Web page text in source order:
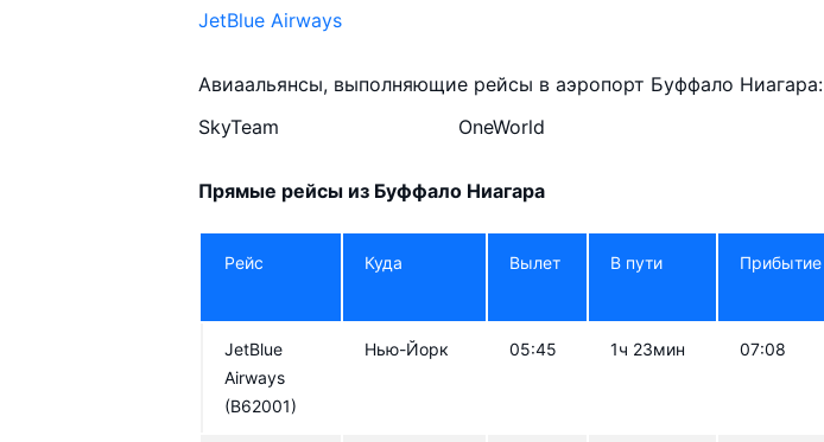
JetBlue Airways
Авиаальянсы, выполняющие рейсы в аэропорт Буффало Ниагара:
SkyTeam
OneWorld
Прямые рейсы из Буффало Ниагара
Рейс Куда Вылет В пути Прибытие
JetBlue
Airways
(B62001)
Нью-Йорк 05:45 1ч 23мин 07:08